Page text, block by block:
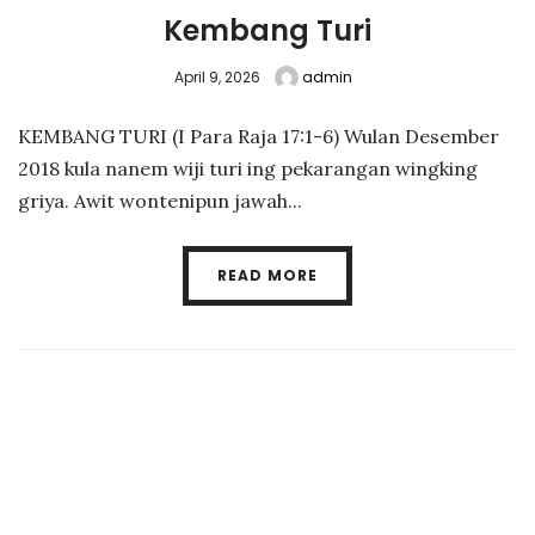
Kembang Turi
April 9, 2026 admin
KEMBANG TURI (I Para Raja 17:1-6) Wulan Desember
2018 kula nanem wiji turi ing pekarangan wingking
griya. Awit wontenipun jawah...
READ MORE